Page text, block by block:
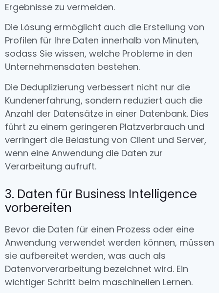
Ergebnisse zu vermeiden.
Die Lösung ermöglicht auch die Erstellung von
Profilen für Ihre Daten innerhalb von Minuten,
sodass Sie wissen, welche Probleme in den
Unternehmensdaten bestehen.
Die Deduplizierung verbessert nicht nur die
Kundenerfahrung, sondern reduziert auch die
Anzahl der Datensätze in einer Datenbank. Dies
führt zu einem geringeren Platzverbrauch und
verringert die Belastung von Client und Server,
wenn eine Anwendung die Daten zur
Verarbeitung aufruft.
3. Daten für Business Intelligence
vorbereiten
Bevor die Daten für einen Prozess oder eine
Anwendung verwendet werden können, müssen
sie aufbereitet werden, was auch als
Datenvorverarbeitung bezeichnet wird. Ein
wichtiger Schritt beim maschinellen Lernen.